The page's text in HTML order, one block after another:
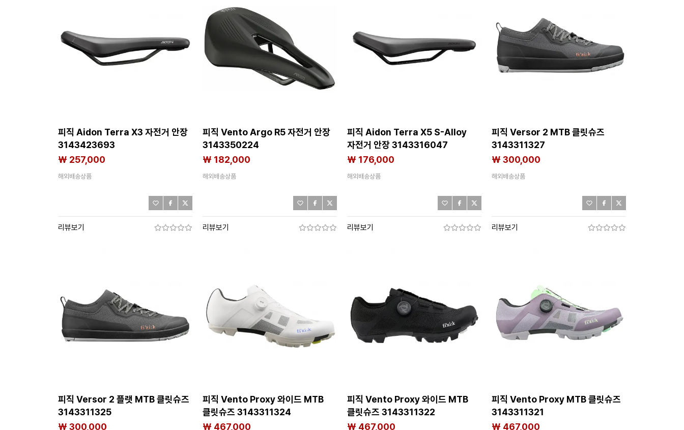
피직 Aidon Terra X3 자전거 안장
3143423693
₩ 257,000
해외배송상품
리뷰보기
피직 Vento Argo R5 자전거 안장
3143350224
₩ 182,000
해외배송상품
리뷰보기
피직 Aidon Terra X5 S-Alloy
자전거 안장 3143316047
₩ 176,000
해외배송상품
리뷰보기
피직 Versor 2 MTB 클릿슈즈
3143311327
₩ 300,000
해외배송상품
리뷰보기
피직 Versor 2 플랫 MTB 클릿슈즈
3143311325
₩ 300,000
피직 Vento Proxy 와이드 MTB
클릿슈즈 3143311324
₩ 467,000
피직 Vento Proxy 와이드 MTB
클릿슈즈 3143311322
₩ 467,000
피직 Vento Proxy MTB 클릿슈즈
3143311321
₩ 467,000